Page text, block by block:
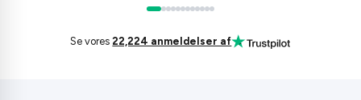
Se vores22,224 anmeldelser af